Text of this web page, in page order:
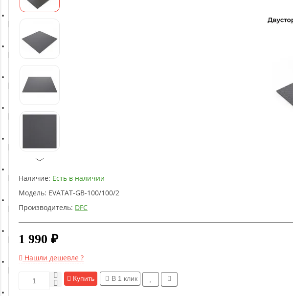
Батуты
Баскетбольное оборудование
Массажное оборудование
Игротека
Детское оборудование
Рукоятки и тяги
Аэробика и фитнес
Гимнастическое оборудование
Функциональный тренинг
Наличие: Есть в наличии
Модель: EVATAT-GB-100/100/2
Производитель: DFC
1 990 ₽
Нашли дешевле ?
Купить В 1 клик